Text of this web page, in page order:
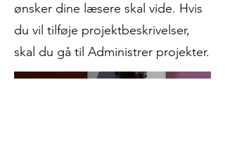
ønsker dine læsere skal vide. Hvis
du vil tilføje projektbeskrivelser,
skal du gå til Administrer projekter.